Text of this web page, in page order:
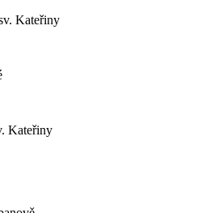
Kateřiny
Kateřiny